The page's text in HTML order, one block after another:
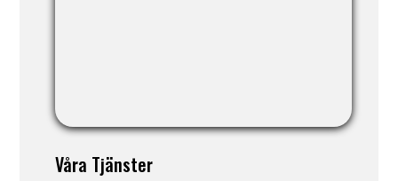
Våra Tjänster